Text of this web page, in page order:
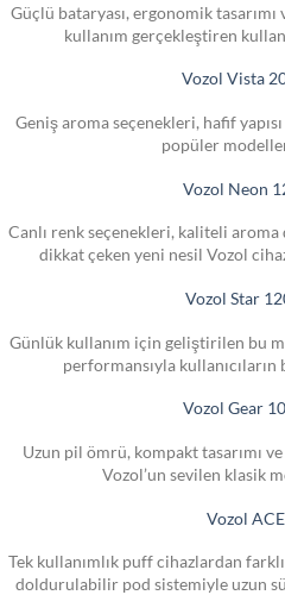
Güçlü bataryası, ergonomik
kullanım gerçekleştiren
Vozol Vista
Geniş aroma seçenekleri, hafif
popüler
Vozol Neon
Canlı renk seçenekleri, kaliteli aroma
dikkat çeken yeni nesil Vozol
Vozol Star
Günlük kullanım için geliştirilen bu
performansıyla kullanıcıların
Vozol Gear
Uzun pil ömrü, kompakt tasarımı
Vozol’un sevilen klasik
Vozol
Tek kullanımlık puff cihazlardan
doldurulabilir pod sistemiyle uzun